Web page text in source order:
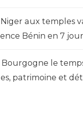
aux temples
Bénin en 7
le
patrimoine et